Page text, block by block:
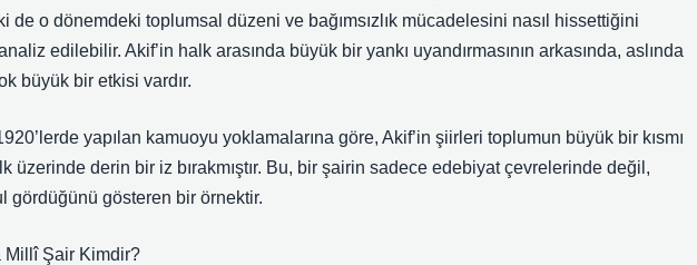
o dönemdeki toplumsal düzeni ve bağımsızlık mücadelesini nasıl hissettiğini
edilebilir. Akif’in halk arasında büyük bir yankı uyandırmasının arkasında, aslında
büyük bir etkisi vardır.
yapılan kamuoyu yoklamalarına göre, Akif’in şiirleri toplumun büyük bir kısmı
üzerinde derin bir iz bırakmıştır. Bu, bir şairin sadece edebiyat çevrelerinde değil,
gördüğünü gösteren bir örnektir.
Millî Şair Kimdir?